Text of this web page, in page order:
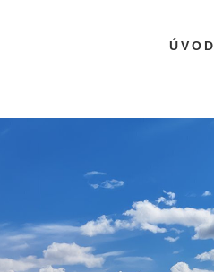
ÚVOD